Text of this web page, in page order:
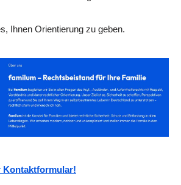
Ihnen Orientierung zu geben.
Kontaktformular!